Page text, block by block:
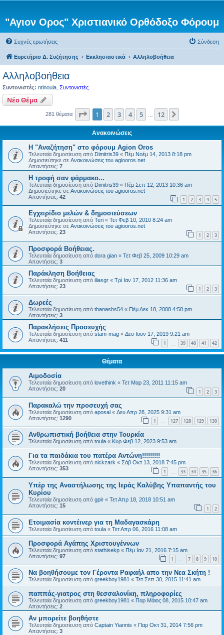
"Αγιον Ορος" Χριστιανικό Ορθόδοξο Φόρουμ
Συχνές ερωτήσεις Σύνδεση
Ευρετήριο Δ. Συζήτησης Εκκλησιαστικά Αλληλοβοήθεια
Αλληλοβοήθεια
Συντονιστές: ntinoula Συντονιστές
Νέο Θέμα
281 θέματα Σελίδα από12
1 2 3 4 5 12
Ανακοινώσεις
Η "Αναζήτηση" στο φόρουμ Agion Oros
Τελευταία δημοσίευση από Dimitris39 « Πέμ Νοέμ 14, 2013 8:18 pm
Δημοσιεύτηκε σε Ανακοινώσεις του agiooros.net
Απαντήσεις: 7
H τροφή σαν φάρμακο...
Τελευταία δημοσίευση από Dimitris39 « Πέμ Σεπ 12, 2013 10:36 am
Δημοσιεύτηκε σε Ανακοινώσεις του agiooros.net
Απαντήσεις: 42 1 2 3 4 5
Εγχειρίδιο μελών & δημοσιεύσεων
Τελευταία δημοσίευση από Teri « Τετ Φεβ 10, 2010 8:24 am
Δημοσιεύτηκε σε Ανακοινώσεις του agiooros.net
Απαντήσεις: 23 1 2 3
Προσφορά Βοήθειας.
Τελευταία δημοσίευση από dora gian « Τετ Φεβ 25, 2009 10:29 am
Απαντήσεις: 3
Παράκληση Βοήθειας
Τελευταία δημοσίευση από iliasgr « Τρί Ιαν 17, 2012 11:36 am
Απαντήσεις: 23 1 2 3
Δωρεές
Τελευταία δημοσίευση από thanashs54 « Πέμ Δεκ 18, 2008 4:58 pm
Απαντήσεις: 3
Παρακλήσεις Προσευχής
Τελευταία δημοσίευση από stam-mag « Δευ Ιουν 17, 2019 9:21 am
Απαντήσεις: 411 1 39 40 41 42
Θέματα
Αιμοδοσία
Τελευταία δημοσίευση από lovethink « Τετ Μαρ 23, 2011 11:15 am
Απαντήσεις: 20 1 2 3
Παρακαλώ την προσευχή σας
Τελευταία δημοσίευση από aposal « Δευ Απρ 28, 2025 9:31 am
Απαντήσεις: 1290 1 127 128 129 130
Ανθρωπιστική βοήθεια στην Τουρκία
Τελευταία δημοσίευση από toula « Κυρ Φεβ 12, 2023 9:53 am
Για τα παιδάκια του πατέρα Αντώνη!!!!!!!!!
Τελευταία δημοσίευση από nickzark « Σάβ Οκτ 13, 2018 7:45 pm
Απαντήσεις: 353 1 … 33 34 35 36
Υπέρ της Αναστήλωσης της Ιεράς Καλύβης Υπαπαντής του
Κυρίου
Τελευταία δημοσίευση από gpir « Τετ Απρ 18, 2018 10:51 am
Απαντήσεις: 15 1 2
Ετοιμασία κοντέινερ για τη Μαδαγασκάρη
Τελευταία δημοσίευση από toula « Τετ Απρ 06, 2016 11:08 am
Προσφορά Αγάπης Χριστουγέννων
Τελευταία δημοσίευση από stathisekp « Πέμ Ιαν 21, 2016 7:15 am
Απαντήσεις: 97 1 7 8 9 10
Να βοηθήσουμε τον Γέροντα Ραφαήλ απο την Νεα Σκήτη !
Τελευταία δημοσίευση από greekboy1981 « Τετ Σεπ 30, 2015 11:41 am
παππάς-γιατρος στη θεσσαλονίκη, πληροφορίες
Τελευταία δημοσίευση από greekboy1981 « Παρ Μάιος 08, 2015 10:47 am
Απαντήσεις: 2
Αν μπορείτε βοηθήστε
Τελευταία δημοσίευση από Captain Yiannis « Παρ Οκτ 31, 2014 7:56 pm
Απαντήσεις: 3